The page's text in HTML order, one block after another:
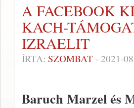
A FACEBOOK
KACH-
IZRAELIT
ÍRTA: SZOMBAT - 2021-
Baruch Marzel és